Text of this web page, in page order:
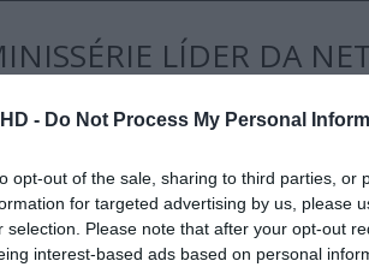
- Do Not Process My Personal
opt-out of the sale, sharing to third parties, or
for targeted advertising by us, please
selection. Please note that after your opt-out
interest-based ads based on personal
LÍDER DA